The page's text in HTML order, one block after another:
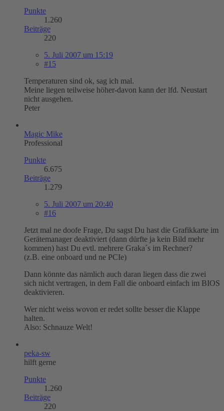
Punkte
1.260
Beiträge
220
5. Juli 2007 um 15:19
#15
Temperaturen sind ok, sag ich mal.
Meine liegen teilweise höher-davon kann der lfd. Neustart
nicht ausgehen.
Peter
Magic Mike
Professional
Punkte
6.675
Beiträge
1.279
5. Juli 2007 um 20:40
#16
Jetzt mal ne doofe Frage, Du sagst Du hast die Grafikkarte im
Gerätemanager deaktiviert (dann dürfte ja kein Bild mehr
kommen) hast Du evtl. mehrere Graka´s im Rechner?
(z.B. eine onboard und ne PCIe)
Dann könnte das nämlich auch daran liegen dass die zwei
sich nicht vertragen, in dem Fall die onboard einfach im BIOS
deaktivieren.
Wer nicht weiss wovon er redet sollte besser die Klappe
halten.
Also: Schnauze Welt!
peka-sw
hilft gerne
Punkte
1.260
Beiträge
220